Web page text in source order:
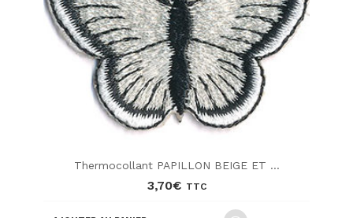
Thermocollant PAPILLON BEIGE ET ...
3,70€ TTC